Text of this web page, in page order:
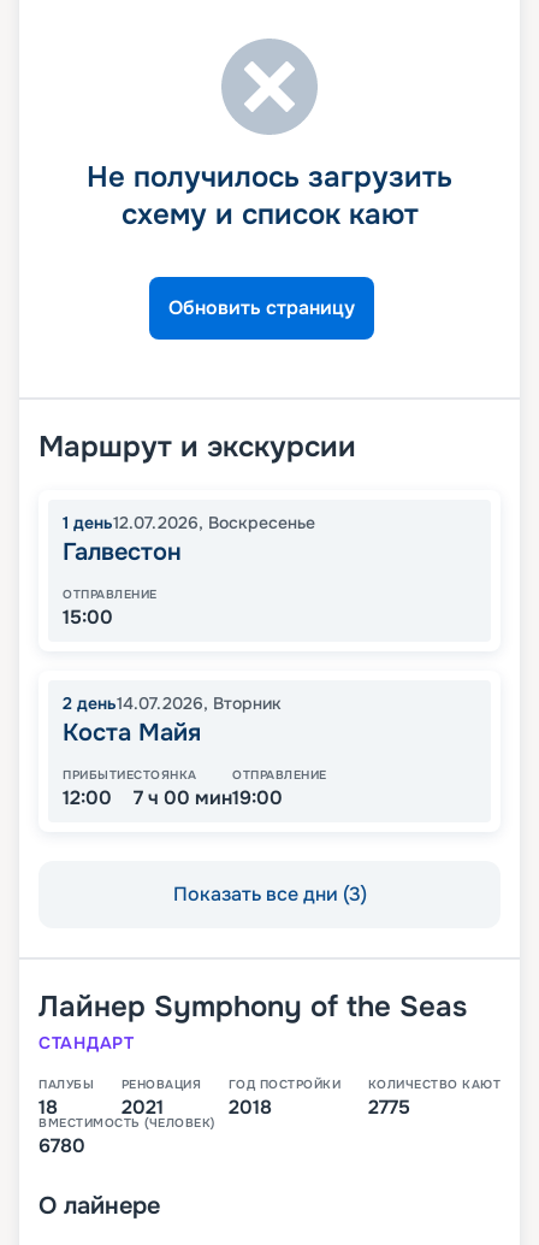
Не получилось загрузить
схему и список кают
Обновить страницу
Маршрут и экскурсии
1 день12.07.2026, Воскресенье
Галвестон
ОТПРАВЛЕНИЕ
15:00
2 день14.07.2026, Вторник
Коста Майя
ПРИБЫТИЕ
12:00
СТОЯНКА
7 ч 00 мин
ОТПРАВЛЕНИЕ
19:00
Показать все дни (3)
Лайнер Symphony of the Seas
СТАНДАРТ
ПАЛУБЫ
18
РЕНОВАЦИЯ
2021
ГОД ПОСТРОЙКИ
2018
КОЛИЧЕСТВО КАЮТ
2775
ВМЕСТИМОСТЬ (ЧЕЛОВЕК)
6780
О лайнере